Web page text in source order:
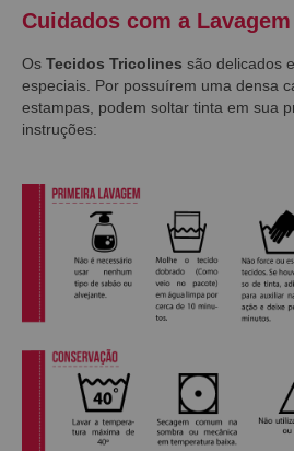
Cuidados com a
Os Tecidos Tricolines são delicados
especiais. Por possuírem uma densa
estampas, podem soltar tinta em sua
instruções: